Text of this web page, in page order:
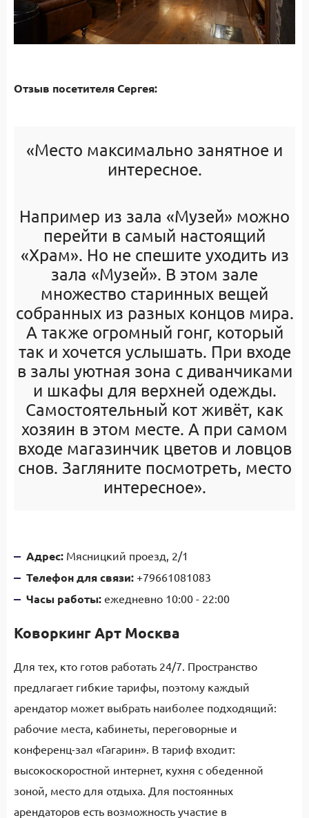
Отзыв посетителя Сергея:
«Место максимально занятное и
интересное.
Например из зала «Музей» можно
перейти в самый настоящий
«Храм». Но не спешите уходить из
зала «Музей». В этом зале
множество старинных вещей
собранных из разных концов мира.
А также огромный гонг, который
так и хочется услышать. При входе
в залы уютная зона с диванчиками
и шкафы для верхней одежды.
Самостоятельный кот живёт, как
хозяин в этом месте. А при самом
входе магазинчик цветов и ловцов
снов. Загляните посмотреть, место
интересное».
Адрес: Мясницкий проезд, 2/1
Телефон для связи: +79661081083
Часы работы: ежедневно 10:00 - 22:00
Коворкинг Арт Москва
Для тех, кто готов работать 24/7. Пространство
предлагает гибкие тарифы, поэтому каждый
арендатор может выбрать наиболее подходящий:
рабочие места, кабинеты, переговорные и
конференц-зал «Гагарин». В тариф входит:
высокоскоростной интернет, кухня с обеденной
зоной, место для отдыха. Для постоянных
арендаторов есть возможность участие в